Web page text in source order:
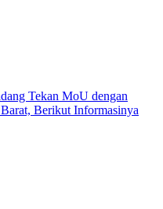
Tekan MoU dengan
Berikut Informasinya